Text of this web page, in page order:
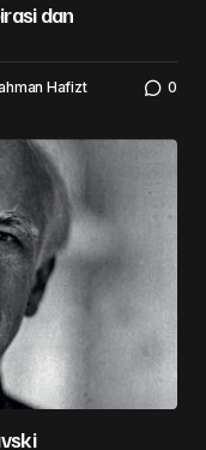
dan
Hafizt 0